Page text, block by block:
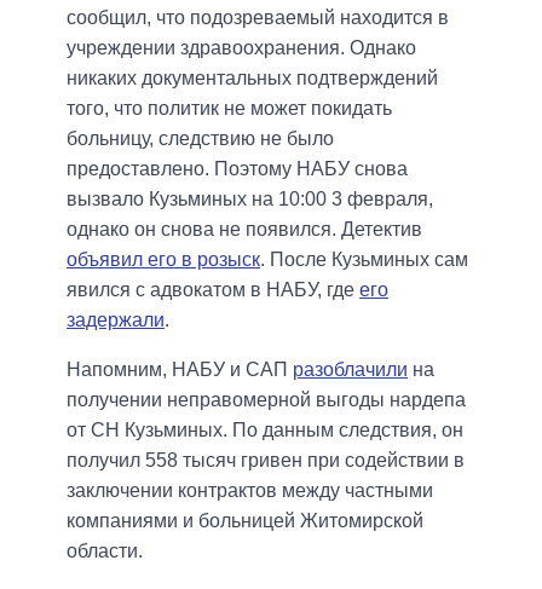
сообщил, что подозреваемый находится в
учреждении здравоохранения. Однако
никаких документальных подтверждений
того, что политик не может покидать
больницу, следствию не было
предоставлено. Поэтому НАБУ снова
вызвало Кузьминых на 10:00 3 февраля,
однако он снова не появился. Детектив
объявил его в розыск. После Кузьминых сам
явился с адвокатом в НАБУ, где его
задержали.
Напомним, НАБУ и САП разоблачили на
получении неправомерной выгоды нардепа
от СН Кузьминых. По данным следствия, он
получил 558 тысяч гривен при содействии в
заключении контрактов между частными
компаниями и больницей Житомирской
области.